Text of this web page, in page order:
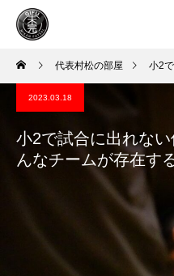
代表村松の部屋 小2で試
2023.03.18
小2で試合に出れな
んなチームが存在す